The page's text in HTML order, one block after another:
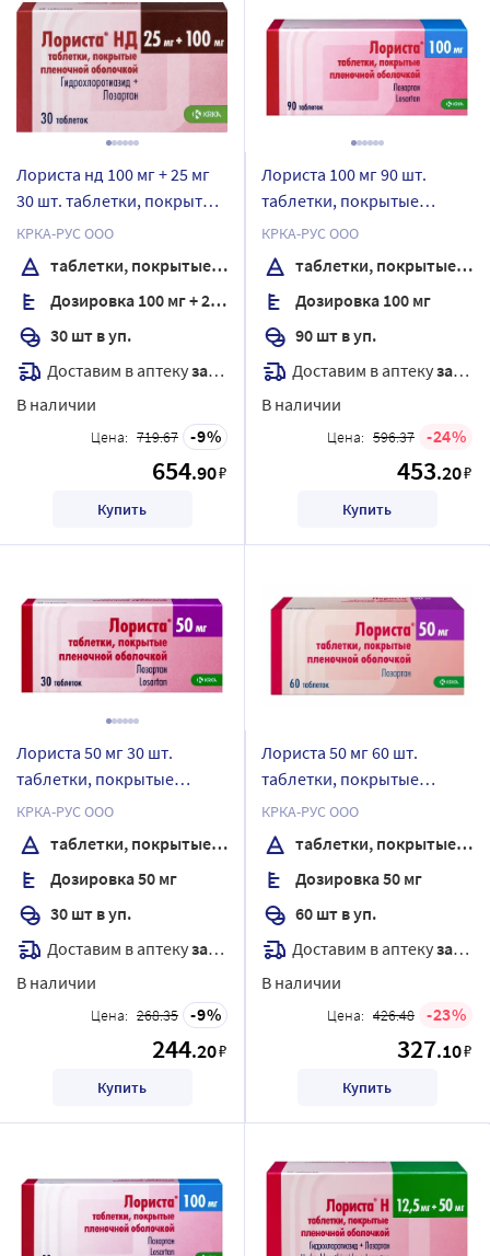
Лориста нд 100 мг + 25 мг
30 шт. таблетки, покрытые
пленочной оболочкой
КРКА-РУС ООО
таблетки, покрытые пленочной оболочкой
Дозировка 100 мг + 25 мг
30 шт в уп.
Доставим в аптекузавтра
В наличии
Цена: 719.67 9
654.90₽
Купить
Лориста 100 мг 90 шт.
таблетки, покрытые
пленочной оболочкой
КРКА-РУС ООО
таблетки, покрытые пленочной оболочкой
Дозировка 100 мг
90 шт в уп.
Доставим в аптекузавтра
В наличии
Цена: 596.37 24
453.20₽
Купить
Лориста 50 мг 30 шт.
таблетки, покрытые
пленочной оболочкой
КРКА-РУС ООО
таблетки, покрытые пленочной оболочкой
Дозировка 50 мг
30 шт в уп.
Доставим в аптекузавтра
В наличии
Цена: 268.35 9
244.20₽
Купить
Лориста 50 мг 60 шт.
таблетки, покрытые
пленочной оболочкой
КРКА-РУС ООО
таблетки, покрытые пленочной оболочкой
Дозировка 50 мг
60 шт в уп.
Доставим в аптекузавтра
В наличии
Цена: 426.48 23
327.10₽
Купить